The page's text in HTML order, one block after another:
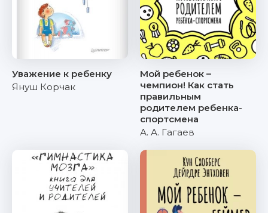
Уважение к ребенку
Януш Корчак
Мой ребенок –
чемпион! Как стать
правильным
родителем ребенка-
спортсмена
А. А. Гагаев